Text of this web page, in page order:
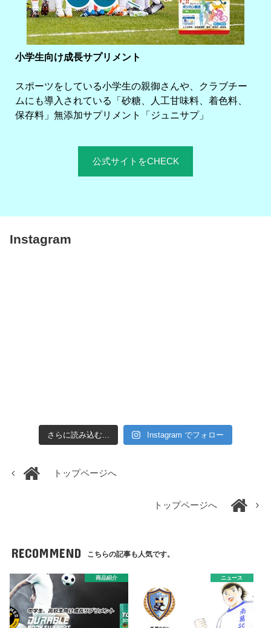
小学生向け成長サプリメント
スポーツをしている小学生の親御さんや、クラブチー
ムにも導入されている「砂糖、人工甘味料、着色料、
保存料」無添加サプリメント「ジュニサプ」
公式サイトをCHECK
Instagram
さらに読み込む... Instagram でフォロー
トップページへ
トップページへ
RECOMMEND こちらの記事も人気です。
商品紹介 ニュース